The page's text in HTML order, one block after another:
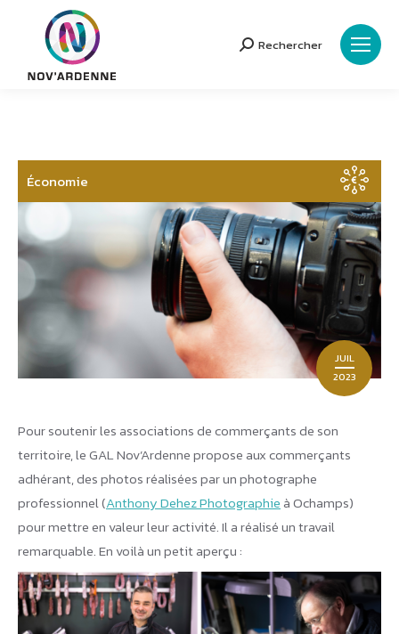
Search:
Rechercher
JUIL
2023
Économie
Pour soutenir les associations de commerçants de son
territoire, le GAL Nov’Ardenne propose aux commerçants
adhérant, des photos réalisées par un photographe
professionnel (Anthony Dehez Photographie à Ochamps)
pour mettre en valeur leur activité. Il a réalisé un travail
remarquable. En voilà un petit aperçu :